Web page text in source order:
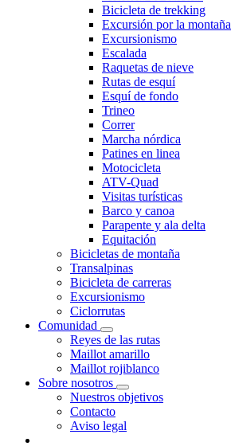
Bicicleta de trekking
Excursión por la montaña
Excursionismo
Escalada
Raquetas de nieve
Rutas de esquí
Esquí de fondo
Trineo
Correr
Marcha nórdica
Patines en linea
Motocicleta
ATV-Quad
Visitas turísticas
Barco y canoa
Parapente y ala delta
Equitación
Bicicletas de montaña
Transalpinas
Bicicleta de carreras
Excursionismo
Ciclorrutas
Comunidad
Reyes de las rutas
Maillot amarillo
Maillot rojiblanco
Sobre nosotros
Nuestros objetivos
Contacto
Aviso legal